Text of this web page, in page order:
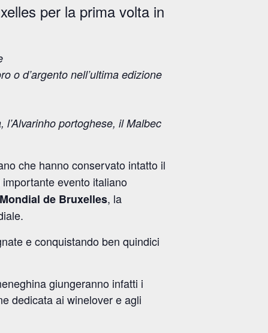
per la prima volta in
o d’argento nell’ultima edizione
portoghese, il Malbec
che hanno conservato intatto il
importante evento italiano
de Bruxelles, la
e conquistando ben quindici
giungeranno infatti i
dedicata ai winelover e agli